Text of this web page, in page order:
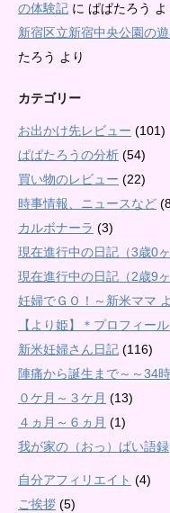
の体験記 に ぱぱたろう よ
新宿区立新宿中央公園の
たろう より
カテゴリー
お出かけ先レビュー (101)
ぱぱたろうの分析 (54)
買い物のレビュー (22)
時事情報、ニュースなど
カルボナーラ (3)
現在進行中の日記（3歳0ヶ
現在進行中の日記（2歳9ヶ
妊婦でＧＯ！～新米ママ
【より姫】＊プロフィール
新米妊婦さん日記 (116)
陣痛から誕生まで～～34
０ケ月～３ケ月 (13)
４ヵ月～６ヵ月 (1)
我が家の（おっ）ぱい語録
自分アフィリエイト (4)
ご挨拶 (5)